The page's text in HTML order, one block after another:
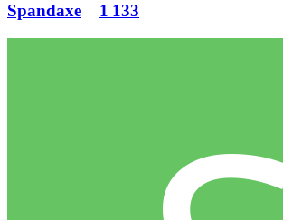
Spandaxe 1 133